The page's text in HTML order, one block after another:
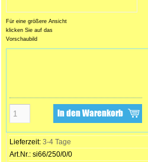
Für eine größere Ansicht
klicken Sie auf das
Vorschaubild
Lieferzeit: 3-4 Tage
Art.Nr.: si66/250/0/0